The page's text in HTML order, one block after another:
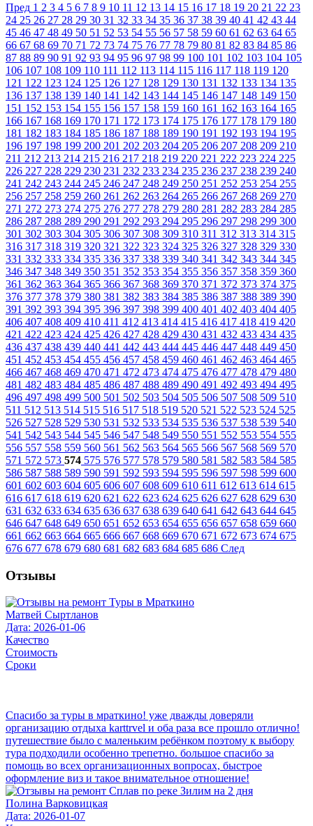
Пред 1 2 3 4 5 6 7 8 9 10 11 12 13 14 15 16 17 18 19 20 21 22 23
24 25 26 27 28 29 30 31 32 33 34 35 36 37 38 39 40 41 42 43 44
45 46 47 48 49 50 51 52 53 54 55 56 57 58 59 60 61 62 63 64 65
66 67 68 69 70 71 72 73 74 75 76 77 78 79 80 81 82 83 84 85 86
87 88 89 90 91 92 93 94 95 96 97 98 99 100 101 102 103 104 105
106 107 108 109 110 111 112 113 114 115 116 117 118 119 120
121 122 123 124 125 126 127 128 129 130 131 132 133 134 135
136 137 138 139 140 141 142 143 144 145 146 147 148 149 150
151 152 153 154 155 156 157 158 159 160 161 162 163 164 165
166 167 168 169 170 171 172 173 174 175 176 177 178 179 180
181 182 183 184 185 186 187 188 189 190 191 192 193 194 195
196 197 198 199 200 201 202 203 204 205 206 207 208 209 210
211 212 213 214 215 216 217 218 219 220 221 222 223 224 225
226 227 228 229 230 231 232 233 234 235 236 237 238 239 240
241 242 243 244 245 246 247 248 249 250 251 252 253 254 255
256 257 258 259 260 261 262 263 264 265 266 267 268 269 270
271 272 273 274 275 276 277 278 279 280 281 282 283 284 285
286 287 288 289 290 291 292 293 294 295 296 297 298 299 300
301 302 303 304 305 306 307 308 309 310 311 312 313 314 315
316 317 318 319 320 321 322 323 324 325 326 327 328 329 330
331 332 333 334 335 336 337 338 339 340 341 342 343 344 345
346 347 348 349 350 351 352 353 354 355 356 357 358 359 360
361 362 363 364 365 366 367 368 369 370 371 372 373 374 375
376 377 378 379 380 381 382 383 384 385 386 387 388 389 390
391 392 393 394 395 396 397 398 399 400 401 402 403 404 405
406 407 408 409 410 411 412 413 414 415 416 417 418 419 420
421 422 423 424 425 426 427 428 429 430 431 432 433 434 435
436 437 438 439 440 441 442 443 444 445 446 447 448 449 450
451 452 453 454 455 456 457 458 459 460 461 462 463 464 465
466 467 468 469 470 471 472 473 474 475 476 477 478 479 480
481 482 483 484 485 486 487 488 489 490 491 492 493 494 495
496 497 498 499 500 501 502 503 504 505 506 507 508 509 510
511 512 513 514 515 516 517 518 519 520 521 522 523 524 525
526 527 528 529 530 531 532 533 534 535 536 537 538 539 540
541 542 543 544 545 546 547 548 549 550 551 552 553 554 555
556 557 558 559 560 561 562 563 564 565 566 567 568 569 570
571 572 573 574 575 576 577 578 579 580 581 582 583 584 585
586 587 588 589 590 591 592 593 594 595 596 597 598 599 600
601 602 603 604 605 606 607 608 609 610 611 612 613 614 615
616 617 618 619 620 621 622 623 624 625 626 627 628 629 630
631 632 633 634 635 636 637 638 639 640 641 642 643 644 645
646 647 648 649 650 651 652 653 654 655 656 657 658 659 660
661 662 663 664 665 666 667 668 669 670 671 672 673 674 675
676 677 678 679 680 681 682 683 684 685 686 След
Отзывы
Матвей Сыртланов
Дата: 2026-01-06
Качество
Стоимость
Сроки
Спасибо за туры в мраткино! уже дважды доверяли
организацию отдыха karttrvel и оба раза все прошло отлично!
путешествие было с маленьким ребёнком поэтому к выбору
тура подходили особенно трепетно. большое спасибо за
помощь во всех организационных вопросах, быстрое
оформление виз и такое внимательное отношение!
Полина Варковицкая
Дата: 2026-01-07